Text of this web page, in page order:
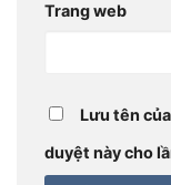
Trang web
Lưu tên
duyệt này cho